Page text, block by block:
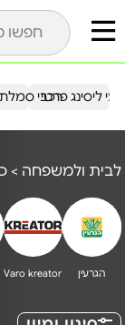
ליסינג פרטי
רכבי
לבית ולמשפחה >
הגרעין‏ Varo kreator